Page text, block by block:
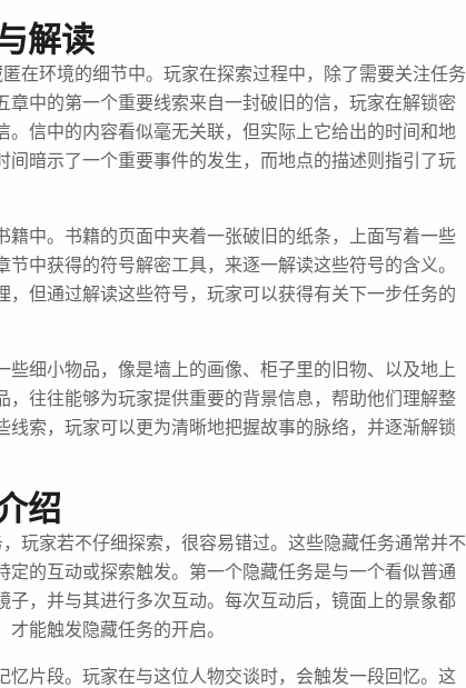
解读
在环境的细节中。玩家在探索过程中，除了需要关注任务
章中的第一个重要线索来自一封破旧的信，玩家在解锁密
。信中的内容看似毫无关联，但实际上它给出的时间和地
间暗示了一个重要事件的发生，而地点的描述则指引了玩
籍中。书籍的页面中夹着一张破旧的纸条，上面写着一些
中获得的符号解密工具，来逐一解读这些符号的含义。
但通过解读这些符号，玩家可以获得有关下一步任务的
些细小物品，像是墙上的画像、柜子里的旧物、以及地上
，往往能够为玩家提供重要的背景信息，帮助他们理解整
索，玩家可以更为清晰地把握故事的脉络，并逐渐解锁
绍
玩家若不仔细探索，很容易错过。这些隐藏任务通常并不
定的互动或探索触发。第一个隐藏任务是与一个看似普通
子，并与其进行多次互动。每次互动后，镜面上的景象都
能触发隐藏任务的开启。
忆片段。玩家在与这位人物交谈时，会触发一段回忆。这